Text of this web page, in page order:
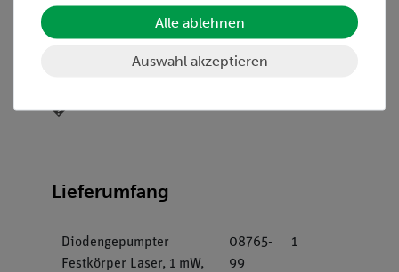
Incl. Steckernetzteil
�
Lieferumfang
Diodengepumpter
Festkörper Laser, 1 mW,
08765-
99
1
Alle ablehnen
Auswahl akzeptieren